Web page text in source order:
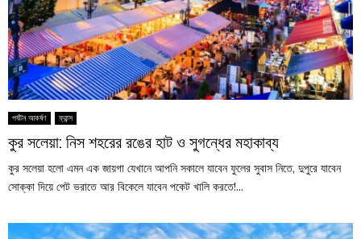
পর্যটন আকর্ষণ ফ্রান্স
কুর সলেয়া: নিস শহরের রঙের হাট ও সুগন্ধের মহাকাব্য
কুর সলেয়া হলো এমন এক জায়গা যেখানে আপনি সকালে যাবেন ফুলের সুবাস নিতে, দুপুরে যাবেন
সোক্কা দিয়ে পেট ভরাতে আর বিকেলে যাবেন পকেট খালি করতে!...